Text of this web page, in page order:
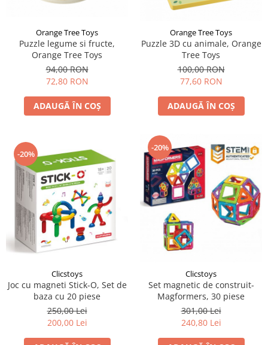
Orange Tree Toys
Puzzle legume si fructe,
Orange Tree Toys
94,00 RON
72,80 RON
ADAUGĂ ÎN COȘ
Orange Tree Toys
Puzzle 3D cu animale, Orange
Tree Toys
100,00 RON
77,60 RON
ADAUGĂ ÎN COȘ
-20%
Clicstoys
Joc cu magneti Stick-O, Set de
baza cu 20 piese
250,00 Lei
200,00 Lei
-20%
Clicstoys
Set magnetic de construit-
Magformers, 30 piese
301,00 Lei
240,80 Lei